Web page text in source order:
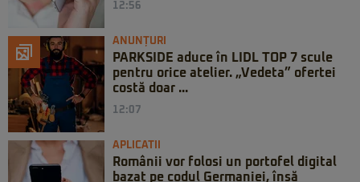
12:56
ANUNȚURI
PARKSIDE aduce în LIDL TOP 7 scule
pentru orice atelier. „Vedeta” ofertei
costă doar ...
12:07
APLICATII
Românii vor folosi un portofel digital
bazat pe codul Germaniei, însă